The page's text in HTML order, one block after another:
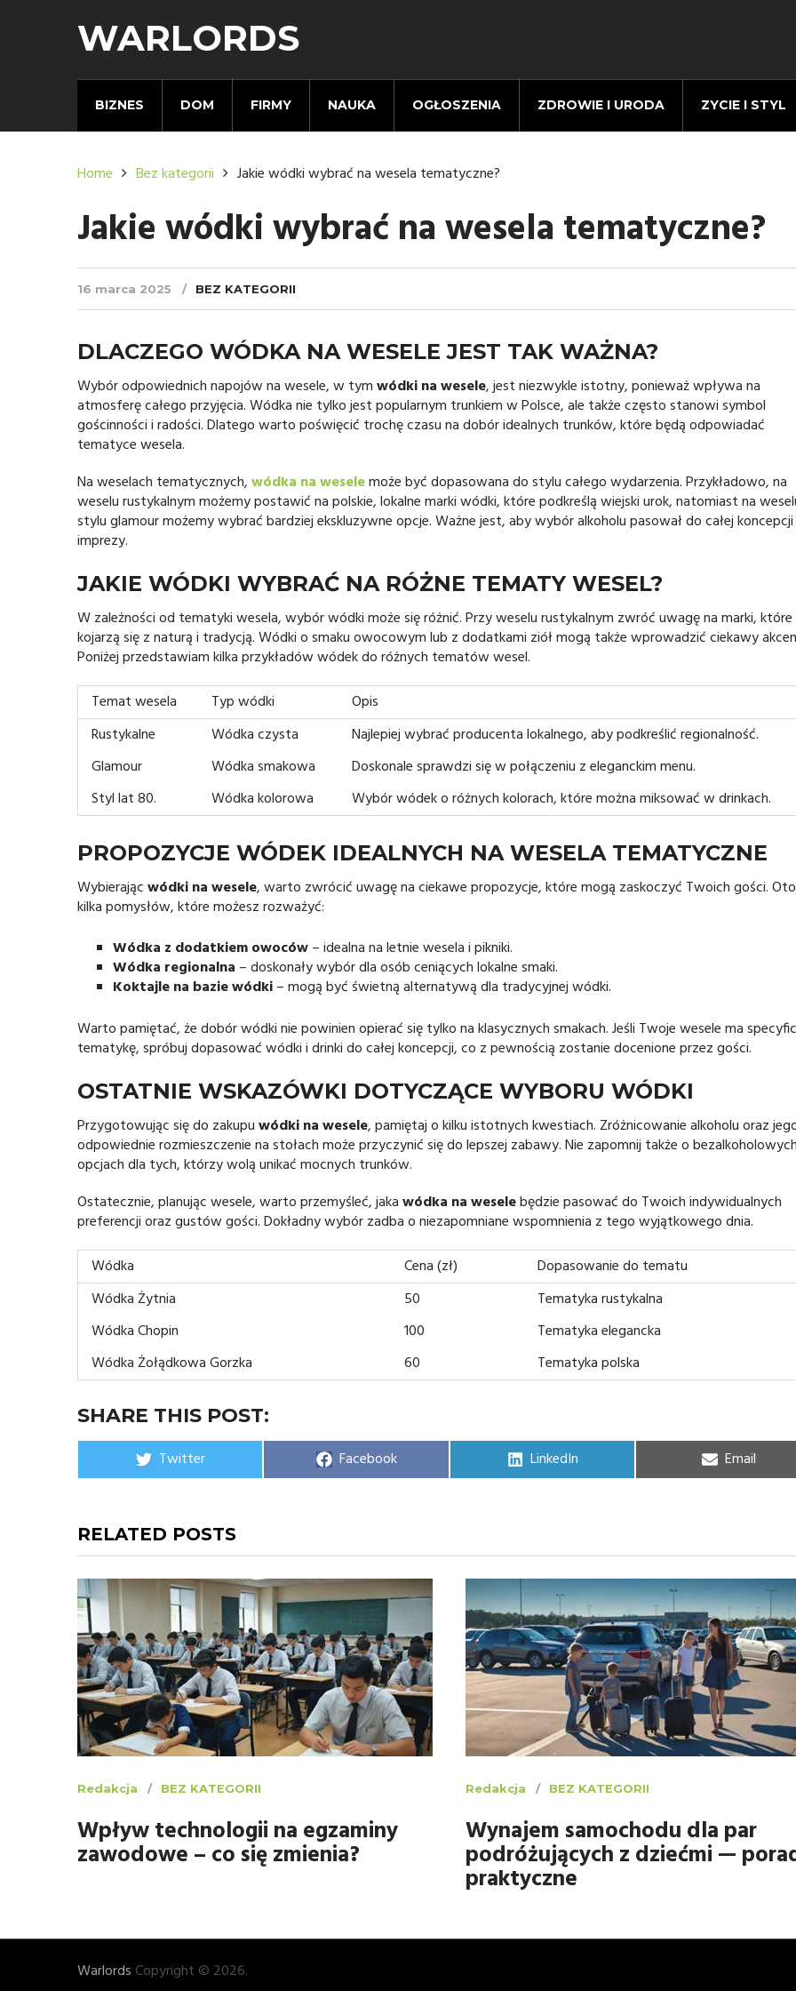
WARLORDS
BIZNES DOM FIRMY NAUKA OGŁOSZENIA ZDROWIE I URODA ZYCIE I STYL
Home Bez kategorii Jakie wódki wybrać na wesela tematyczne?
Jakie wódki wybrać na wesela tematyczne?
16 marca 2025 BEZ KATEGORII
DLACZEGO WÓDKA NA WESELE JEST TAK WAŻNA?
Wybór odpowiednich napojów na wesele, w tymwódki na wesele, jest niezwykle istotny, ponieważ wpływa na
atmosferę całego przyjęcia. Wódka nie tylko jest popularnym trunkiem w Polsce, ale także często stanowi symbol
gościnności i radości. Dlatego warto poświęcić trochę czasu na dobór idealnych trunków, które będą odpowiadać
tematyce wesela.
Na weselach tematycznych,wódka na weselemoże być dopasowana do stylu całego wydarzenia. Przykładowo, na
weselu rustykalnym możemy postawić na polskie, lokalne marki wódki, które podkreślą wiejski urok, natomiast na
stylu glamour możemy wybrać bardziej ekskluzywne opcje. Ważne jest, aby wybór alkoholu pasował do całej koncepcji
imprezy.
JAKIE WÓDKI WYBRAĆ NA RÓŻNE TEMATY WESEL?
W zależności od tematyki wesela, wybór wódki może się różnić. Przy weselu rustykalnym zwróć uwagę na marki, które
kojarzą się z naturą i tradycją. Wódki o smaku owocowym lub z dodatkami ziół mogą także wprowadzić ciekawy
Poniżej przedstawiam kilka przykładów wódek do różnych tematów wesel.
Temat wesela
Typ wódki
Opis
Rustykalne
Wódka czysta
Najlepiej wybrać producenta lokalnego, aby podkreślić regionalność.
Glamour
Wódka smakowa
Doskonale sprawdzi się w połączeniu z eleganckim menu.
Styl lat 80.
Wódka kolorowa Wybór wódek o różnych kolorach, które można miksować w drinkach.
PROPOZYCJE WÓDEK IDEALNYCH NA WESELA TEMATYCZNE
Wybierającwódki na wesele, warto zwrócić uwagę na ciekawe propozycje, które mogą zaskoczyć Twoich gości. Oto
kilka pomysłów, które możesz rozważyć:
Wódka z dodatkiem owoców– idealna na letnie wesela i pikniki.
Wódka regionalna – doskonały wybór dla osób ceniących lokalne smaki.
Koktajle na bazie wódki– mogą być świetną alternatywą dla tradycyjnej wódki.
Warto pamiętać, że dobór wódki nie powinien opierać się tylko na klasycznych smakach. Jeśli Twoje wesele ma
tematykę, spróbuj dopasować wódki i drinki do całej koncepcji, co z pewnością zostanie docenione przez gości.
OSTATNIE WSKAZÓWKI DOTYCZĄCE WYBORU WÓDKI
Przygotowując się do zakupuwódki na wesele, pamiętaj o kilku istotnych kwestiach. Zróżnicowanie alkoholu oraz
odpowiednie rozmieszczenie na stołach może przyczynić się do lepszej zabawy. Nie zapomnij także o bezalkoholowych
opcjach dla tych, którzy wolą unikać mocnych trunków.
Ostatecznie, planując wesele, warto przemyśleć, jakawódka na weselebędzie pasować do Twoich indywidualnych
preferencji oraz gustów gości. Dokładny wybór zadba o niezapomniane wspomnienia z tego wyjątkowego dnia.
Wódka
Cena (zł)
Dopasowanie do tematu
Wódka Żytnia
50
Tematyka rustykalna
Wódka Chopin
100
Tematyka elegancka
Wódka Żołądkowa Gorzka
60 Tematyka polska
SHARE THIS POST:
Share
on
Twitter Share
on
Facebook Share
on
LinkedIn Share
on
Email
RELATED POSTS
Redakcja BEZ KATEGORII
Wpływ technologii na egzaminy
zawodowe – co się zmienia?
Redakcja BEZ KATEGORII
Wynajem samochodu dla par
podróżujących z dziećmi —
praktyczne
Warlords Copyright © 2026.